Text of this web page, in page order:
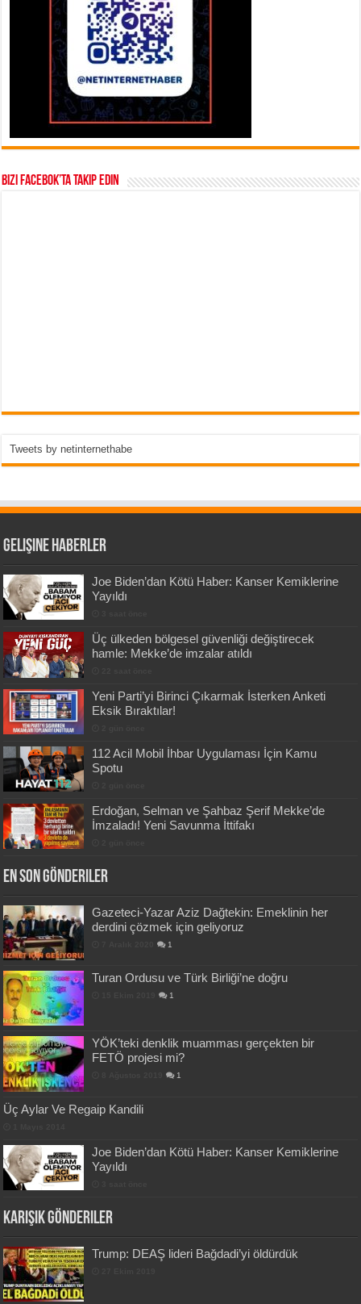
Bizi Facebok’ta takip edin
Tweets by netinternethabe
Gelişine Haberler
Joe Biden’dan Kötü Haber: Kanser Kemiklerine
Yayıldı
Üç ülkeden bölgesel güvenliği değiştirecek
hamle: Mekke’de imzalar atıldı
Yeni Parti’yi Birinci Çıkarmak İsterken Anketi
Eksik Bıraktılar!
112 Acil Mobil İhbar Uygulaması İçin Kamu
Spotu
Erdoğan, Selman ve Şahbaz Şerif Mekke’de
İmzaladı! Yeni Savunma İttifakı
En Son Gönderiler
Gazeteci-Yazar Aziz Dağtekin: Emeklinin her
derdini çözmek için geliyoruz
1
Turan Ordusu ve Türk Birliği’ne doğru
1
YÖK’teki denklik muamması gerçekten bir
FETÖ projesi mi?
1
Üç Aylar Ve Regaip Kandili
Joe Biden’dan Kötü Haber: Kanser Kemiklerine
Yayıldı
Karışık Gönderiler
Trump: DEAŞ lideri Bağdadi’yi öldürdük